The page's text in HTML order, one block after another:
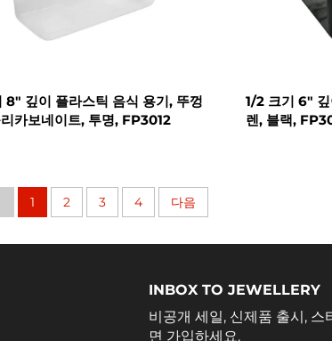
8" 깊이 플라스틱 음식 용기, 뚜껑
카보네이트, 투명, FP3012
1/2 크기 6"
렌, 블랙,
1 2 3 4 다음
INBOX TO JEWELLERY
비공개 세일, 신제품 출시,
면 가입하세요.